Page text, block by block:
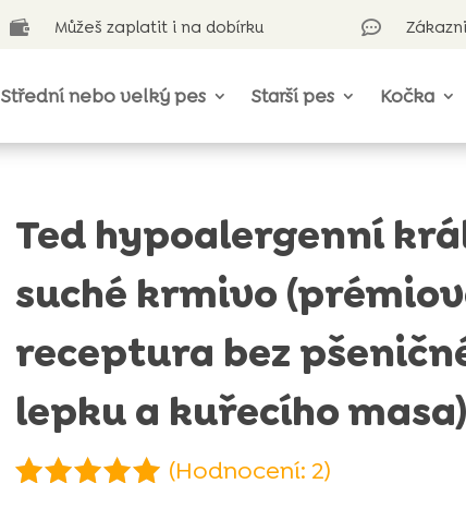
 Můžeš zaplatit i na dobírku 
Střední nebo velký pes Starší pes Kočka
Ted hypoalergenní
suché krmivo
receptura bez
lepku a kuřecího masa)
(Hodnocení: 2)